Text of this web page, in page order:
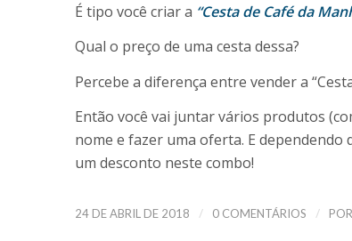
É tipo você criar a “Cesta de Café da
Qual o preço de uma cesta dessa?
Percebe a diferença entre vender a
Então você vai juntar vários produtos
nome e fazer uma oferta. E
um desconto neste combo!
24 DE ABRIL DE 2018 / 0 COMENTÁRIOS / POR